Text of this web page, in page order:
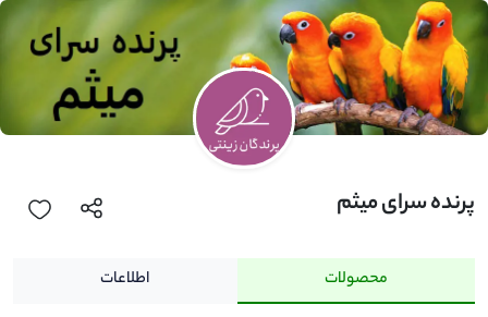
پرنده سرای میثم
محصولات اطلاعات